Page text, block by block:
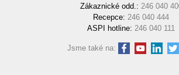
Zákaznické odd.: 246 040
Recepce: 246 040 444
ASPI hotline: 246 040 111
Jsme také na: